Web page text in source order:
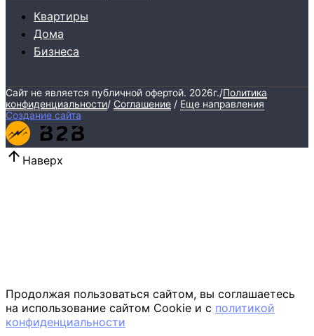
Квартиры
Дома
Бизнеса
Сайт не является публичной офертой. 2026г./Политика
конфиденциальности/ Соглашение / Еще направления
Создание сайта
Наверх
Продолжая пользоваться сайтом, вы соглашаетесь
на использование сайтом Cookie и с политикой
конфиденциальности